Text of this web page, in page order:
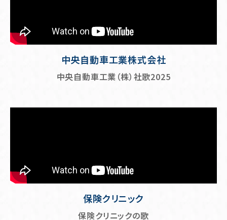
中央自動車工業株式会社
中央自動車工業（株）社歌2025
保険クリニック
保険クリニックの歌